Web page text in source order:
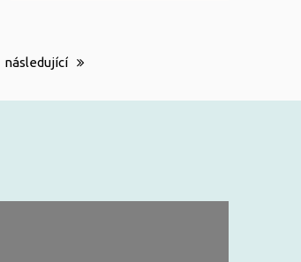
následující